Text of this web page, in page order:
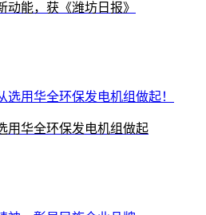
能，获《潍坊日报》
用华全环保发电机组做起